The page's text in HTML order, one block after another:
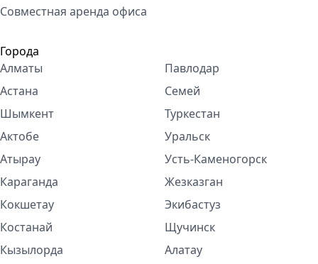
Совместная аренда офиса
Города
Алматы
Астана
Шымкент
Актобе
Атырау
Караганда
Кокшетау
Костанай
Кызылорда
Павлодар
Семей
Туркестан
Уральск
Усть-Каменогорск
Жезказган
Экибастуз
Щучинск
Алатау